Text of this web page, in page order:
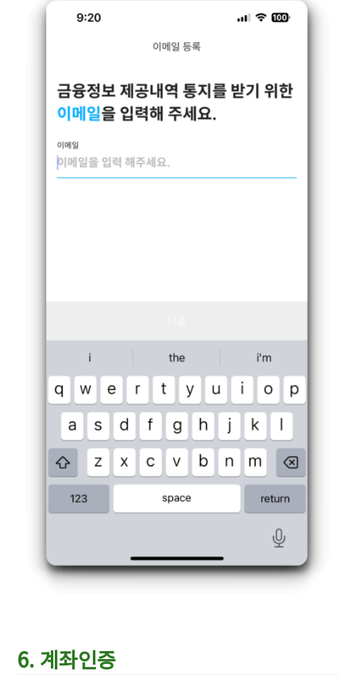
6. 계좌인증